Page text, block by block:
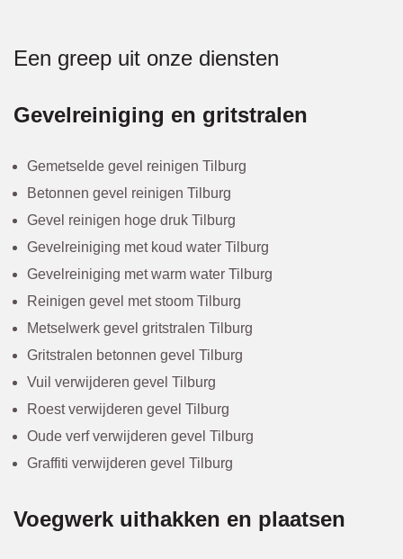
Een greep uit onze diensten
Gevelreiniging en gritstralen
Gemetselde gevel reinigen Tilburg
Betonnen gevel reinigen Tilburg
Gevel reinigen hoge druk Tilburg
Gevelreiniging met koud water Tilburg
Gevelreiniging met warm water Tilburg
Reinigen gevel met stoom Tilburg
Metselwerk gevel gritstralen Tilburg
Gritstralen betonnen gevel Tilburg
Vuil verwijderen gevel Tilburg
Roest verwijderen gevel Tilburg
Oude verf verwijderen gevel Tilburg
Graffiti verwijderen gevel Tilburg
Voegwerk uithakken en plaatsen